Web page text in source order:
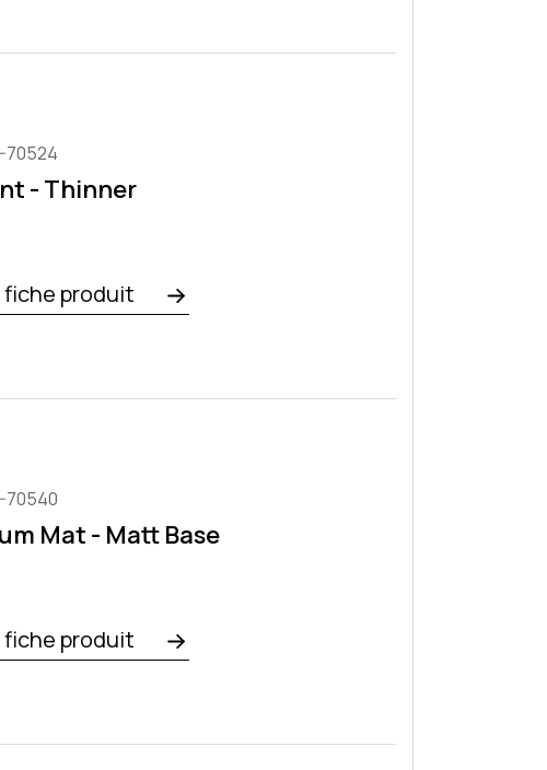
70524
- Thinner
fiche produit
70540
Mat - Matt Base
fiche produit